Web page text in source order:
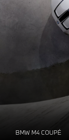
BMW M4 COUPÉ